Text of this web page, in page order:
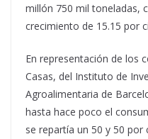
millón 750 mil toneladas,
crecimiento de 15.15 por
En representación de los
Casas, del Instituto de
Agroalimentaria de
hasta hace poco el
se repartía un 50 y 50 por